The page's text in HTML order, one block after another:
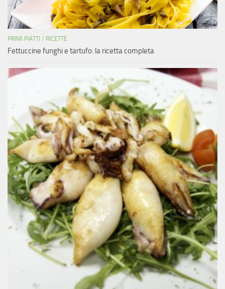
PRIMI PIATTI / RICETTE
Fettuccine funghi e tartufo: la ricetta completa